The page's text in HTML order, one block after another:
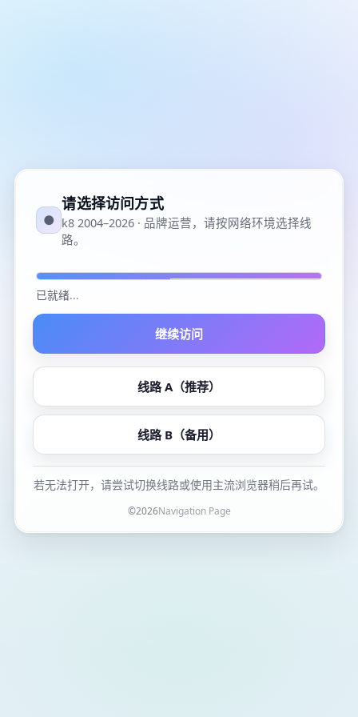
●
请选择访问方式
k8 2004–2026 · 品牌运营，请按网络环境选择线
路。
已就绪...
继续访问
线路 A（推荐）
线路 B（备用）
若无法打开，请尝试切换线路或使用主流浏览器稍后再试。
©2026Navigation Page